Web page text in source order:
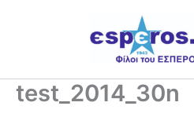
test_2014_30n